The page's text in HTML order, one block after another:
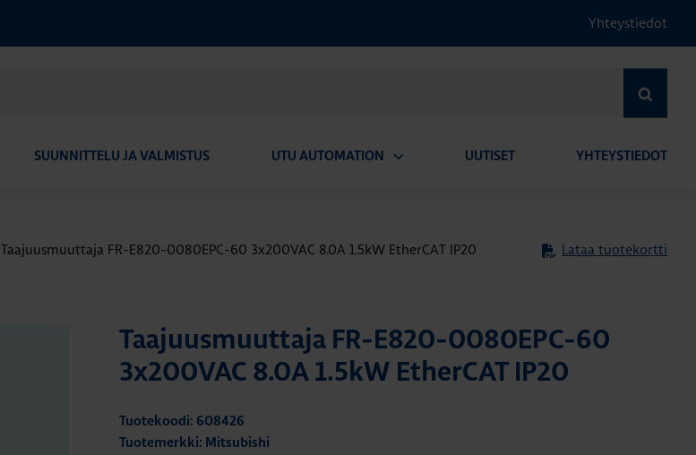
Yhteystiedot
SUUNNITTELU JA VALMISTUS UTU AUTOMATION UUTISET YHTEYSTIEDOT
Taajuusmuuttaja FR-E820-0080EPC-60 3x200VAC 8.0A 1.5kW EtherCAT IP20 Lataa tuotekortti
Taajuusmuuttaja FR-E820-0080EPC-60
3x200VAC 8.0A 1.5kW EtherCAT IP20
Tuotekoodi: 608426
Tuotemerkki: Mitsubishi